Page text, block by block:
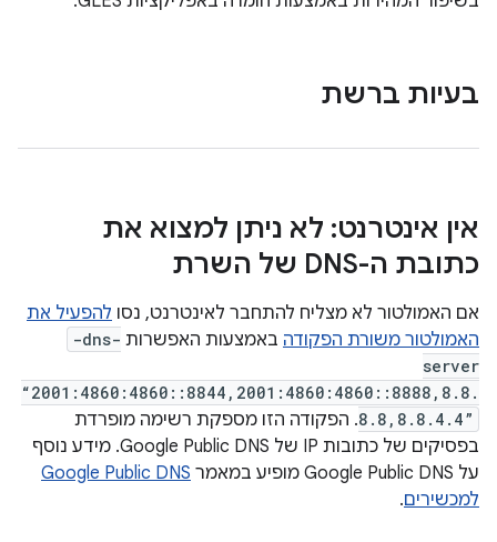
בעיות ברשת
אין אינטרנט: לא ניתן למצוא את
כתובת ה-DNS של השרת
אם האמולטור לא מצליח להתחבר לאינטרנט, נסו להפעיל את
האמולטור משורת הפקודה באמצעות האפשרות -dns-
server
“2001:4860:4860::8844,2001:4860:4860::8888,8.8.
8.8,8.8.4.4”. הפקודה הזו מספקת רשימה מופרדת
בפסיקים של כתובות IP של Google Public DNS. מידע נוסף
על Google Public DNS מופיע במאמר
Google Public DNS
למכשירים.